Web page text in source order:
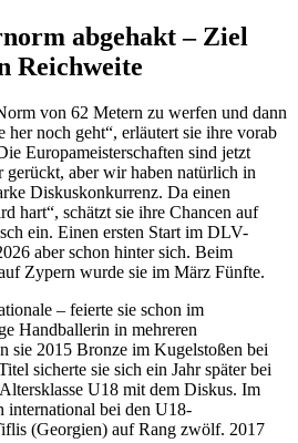
abgehakt – Ziel
Reichweite
von 62 Metern zu werfen und dann
her noch geht“, erläutert sie ihre vorab
Europameisterschaften sind jetzt
gerückt, aber wir haben natürlich in
Diskuskonkurrenz. Da einen
hart“, schätzt sie ihre Chancen auf
ein. Einen ersten Start im DLV-
aber schon hinter sich. Beim
Zypern wurde sie im März Fünfte.
– feierte sie schon im
Handballerin in mehreren
sie 2015 Bronze im Kugelstoßen bei
sicherte sie sich ein Jahr später bei
U18 mit dem Diskus. Im
international bei den U18-
(Georgien) auf Rang zwölf. 2017